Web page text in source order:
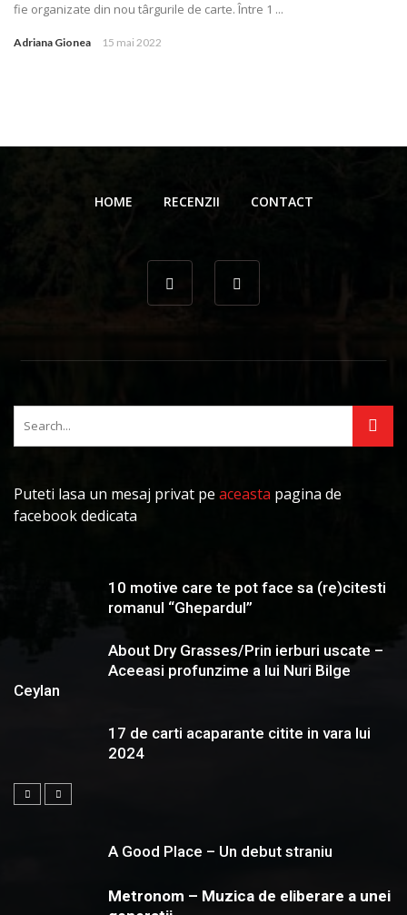
fie organizate din nou târgurile de carte. Între 1 ...
Adriana Gionea 15 mai 2022
HOME RECENZII CONTACT
Puteti lasa un mesaj privat pe aceasta pagina de
facebook dedicata
10 motive care te pot face sa (re)citesti
romanul “Ghepardul”
About Dry Grasses/Prin ierburi uscate –
Aceeasi profunzime a lui Nuri Bilge
Ceylan
17 de carti acaparante citite in vara lui
2024
A Good Place – Un debut straniu
Metronom – Muzica de eliberare a unei